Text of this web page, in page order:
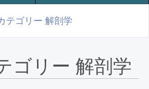
テゴリー 解剖学
ゴリー 解剖学